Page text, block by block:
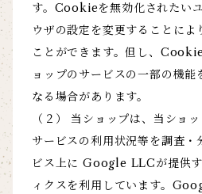
す。Cookieを無効化されたい
ウザの設定を変更することに
ことができます。但し、
ョップのサービスの一部の機能
なる場合があります。
（２） 当ショップは、当ショ
サービスの利用状況等を調査・
ビス上に Google LLCが提供
ィクスを利用しています。